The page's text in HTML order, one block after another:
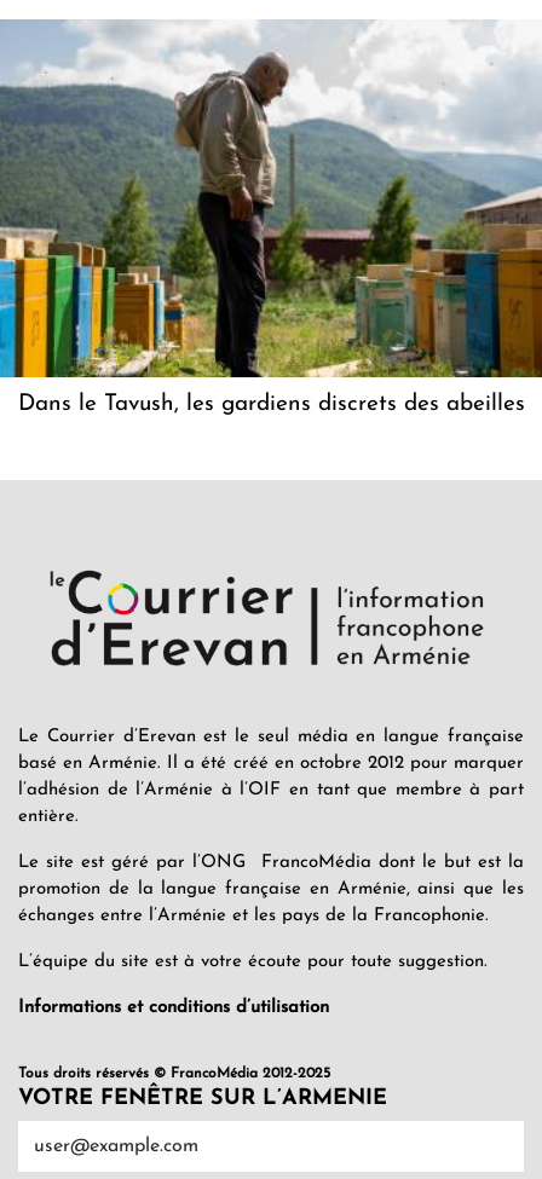
Dans le Tavush, les gardiens discrets des abeilles
Le Courrier d’Erevan est le seul média en langue française
basé en Arménie. Il a été créé en octobre 2012 pour marquer
l’adhésion de l’Arménie à l’OIF en tant que membre à part
entière.
Le site est géré par l’ONG FrancoMédia dont le but est la
promotion de la langue française en Arménie, ainsi que les
échanges entre l’Arménie et les pays de la Francophonie.
L’équipe du site est à votre écoute pour toute suggestion.
Informations et conditions d’utilisation
Tous droits réservés © FrancoMédia 2012-2025
VOTRE FENÊTRE SUR L’ARMENIE